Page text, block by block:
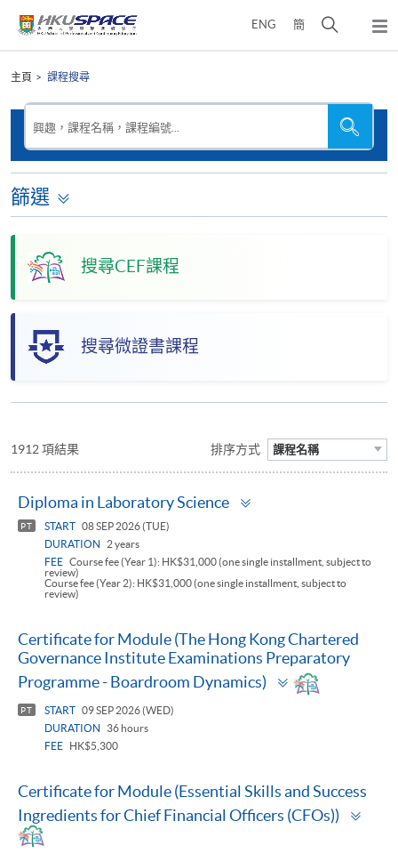
ENG 簡
面
彈
單
content
主頁 課程搜尋
興趣，課程名稱，課程編號...
尋
本
網
篩選
搜尋CEF課程
搜尋微證書課程
1912 項結果 排序方式 課程名稱
Diploma in Laboratory Science
PT START 08 SEP 2026 (TUE)
DURATION
2 years
FEE Course fee (Year 1): HK$31,000 (one single installment, subject to
review)
Course fee (Year 2): HK$31,000 (one single installment, subject to
review)
Certificate for Module (The Hong Kong Chartered
Governance Institute Examinations Preparatory
Programme - Boardroom Dynamics)
Toggle
panel
PT START 09 SEP 2026 (WED)
DURATION
36 hours
FEE
HK$5,300
Certificate for Module (Essential Skills and Success
Ingredients for Chief Financial Officers (CFOs))